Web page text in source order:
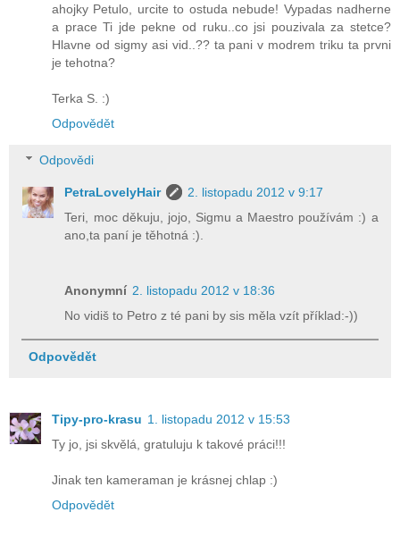
ahojky Petulo, urcite to ostuda nebude! Vypadas nadherne
a prace Ti jde pekne od ruku..co jsi pouzivala za stetce?
Hlavne od sigmy asi vid..?? ta pani v modrem triku ta prvni
je tehotna?
Terka S. :)
Odpovědět
Odpovědi
PetraLovelyHair
2. listopadu 2012 v 9:17
Teri, moc děkuju, jojo, Sigmu a Maestro používám :) a
ano,ta paní je těhotná :).
Anonymní 2. listopadu 2012 v 18:36
No vidiš to Petro z té pani by sis měla vzít příklad:-))
Odpovědět
Tipy-pro-krasu 1. listopadu 2012 v 15:53
Ty jo, jsi skvělá, gratuluju k takové práci!!!
Jinak ten kameraman je krásnej chlap :)
Odpovědět